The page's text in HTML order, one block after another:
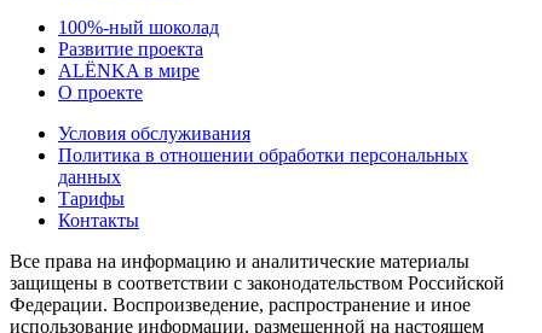
100%-ный шоколад
Развитие проекта
ALЁNKA в мире
О проекте
Условия обслуживания
Политика в отношении обработки персональных
данных
Тарифы
Контакты
Все права на информацию и аналитические материалы
защищены в соответствии с законодательством Российской
Федерации. Воспроизведение, распространение и иное
использование информации, размещенной на настоящем